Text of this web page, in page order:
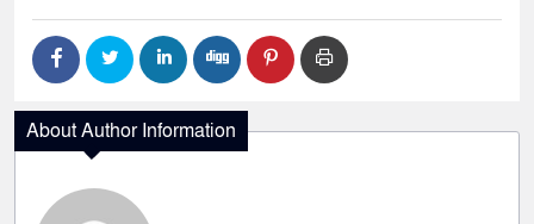
About Author Information